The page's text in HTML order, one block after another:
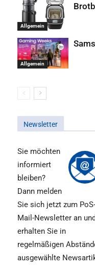
Allgemein
Allgemein
Newsletter
Sie möchten
informiert
bleiben?
Dann melden
Sie sich jetzt zum PoS-
Mail-Newsletter an und
erhalten Sie in
regelmäßigen
ausgewählte